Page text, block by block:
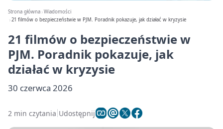
Strona główna Wiadomości
21 filmów o bezpieczeństwie w PJM. Poradnik pokazuje, jak działać w kryzysie
21 filmów o bezpieczeństwie w
PJM. Poradnik pokazuje, jak
działać w kryzysie
30 czerwca 2026
2 min czytania Udostępnij